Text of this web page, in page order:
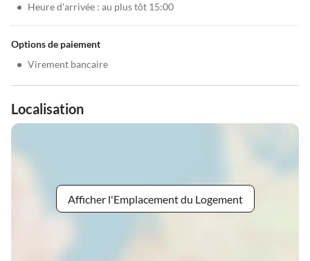
• Heure d'arrivée : au plus tôt 15:00
Options de paiement
• Virement bancaire
Localisation
Afficher l'Emplacement du Logement